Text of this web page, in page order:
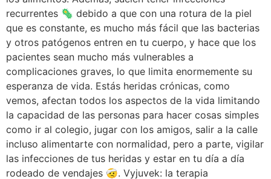
recurrentes 🦠 debido a que con una rotura de la piel
que es constante, es mucho más fácil que las bacterias
y otros patógenos entren en tu cuerpo, y hace que los
pacientes sean mucho más vulnerables a
complicaciones graves, lo que limita enormemente su
esperanza de vida. Estás heridas crónicas, como
vemos, afectan todos los aspectos de la vida limitando
la capacidad de las personas para hacer cosas simples
como ir al colegio, jugar con los amigos, salir a la calle
incluso alimentarte con normalidad, pero a parte, vigilar
las infecciones de tus heridas y estar en tu día a día
rodeado de vendajes 🤕. Vyjuvek: la terapia